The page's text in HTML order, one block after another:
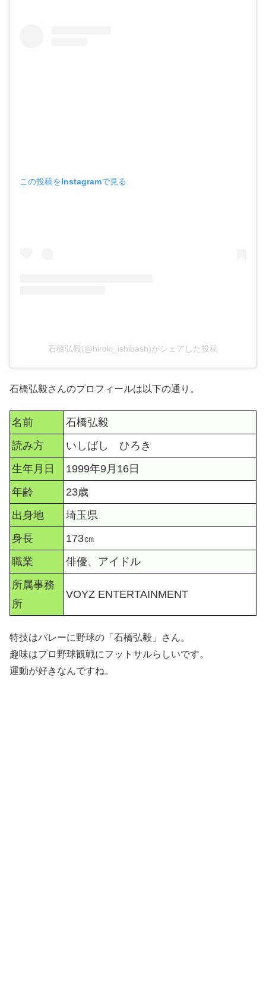
この投稿をInstagramで見る
石橋弘毅(@hiroki_ishibash)がシェアした投稿
石橋弘毅さんのプロフィールは以下の通り。
名前
石橋弘毅
読み方
いしばし ひろき
生年月日
1999年9月16日
年齢
23歳
出身地
埼玉県
身長
173㎝
職業
俳優、アイドル
所属事務
所
VOYZ ENTERTAINMENT
特技はバレーに野球の「石橋弘毅」さん。
趣味はプロ野球観戦にフットサルらしいです。
運動が好きなんですね。